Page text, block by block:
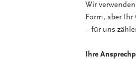
Wir
Form, aber
– für uns
Ihre